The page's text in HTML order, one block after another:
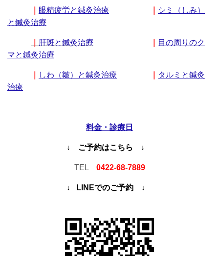
眼精疲労と鍼灸治療
シミ（しみ）
と鍼灸治療
肝斑と鍼灸治療
目の周りのク
マと鍼灸治療
しわ（皺）と鍼灸治療
タルミと鍼灸
治療
料金・診療日
↓ ご予約はこちら ↓
TEL 0422-68-7889
↓ LINEでのご予約 ↓